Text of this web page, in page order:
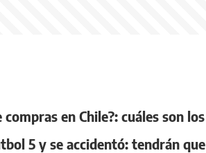
en Chile?: cuáles son
5 y se accidentó: tendrán